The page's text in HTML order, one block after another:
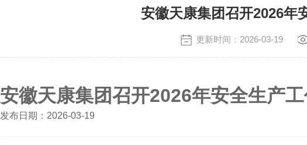
安徽天康集团召开2026年
更新时间：2026-03-19
安徽天康集团召开2026年安全生产
发布日期：2026-03-19